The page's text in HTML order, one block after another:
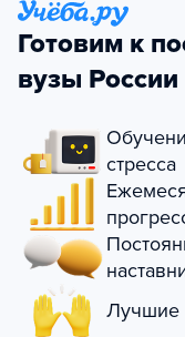
Готовим к
вузы России
стресса
Лучшие